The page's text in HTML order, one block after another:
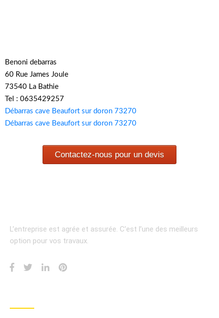
Benoni debarras
60 Rue James Joule
73540 La Bathie
Tel : 0635429257
Débarras cave Beaufort sur doron 73270
Débarras cave Beaufort sur doron 73270
Contactez-nous pour un devis
L’entreprise est agrée et assurée. C’est l’une des meilleurs
option pour vos travaux.